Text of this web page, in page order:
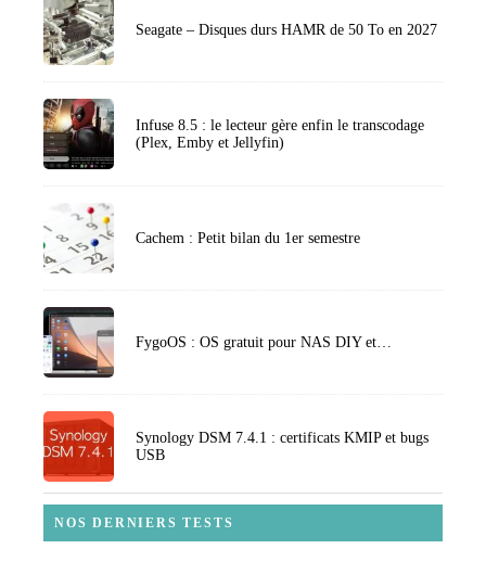
Seagate – Disques durs HAMR de 50 To en 2027
Infuse 8.5 : le lecteur gère enfin le transcodage
(Plex, Emby et Jellyfin)
Cachem : Petit bilan du 1er semestre
FygoOS : OS gratuit pour NAS DIY et…
Synology DSM 7.4.1 : certificats KMIP et bugs
USB
NOS DERNIERS TESTS